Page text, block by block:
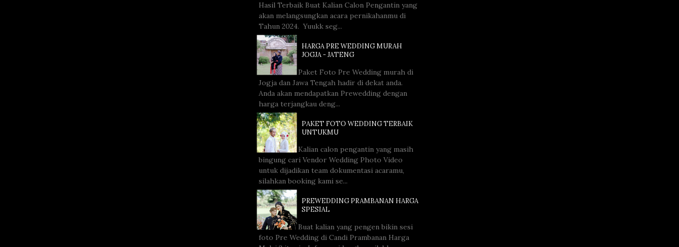
Hasil Terbaik Buat Kalian Calon Pengantin yang
akan melangsungkan acara pernikahanmu di
Tahun 2024. Yuukk seg...
HARGA PRE WEDDING MURAH
JOGJA - JATENG
Paket Foto Pre Wedding murah di
Jogja dan Jawa Tengah hadir di dekat anda.
Anda akan mendapatkan Prewedding dengan
harga terjangkau deng...
PAKET FOTO WEDDING TERBAIK
UNTUKMU
Kalian calon pengantin yang masih
bingung cari Vendor Wedding Photo Video
untuk dijadikan team dokumentasi acaramu,
silahkan booking kami se...
PREWEDDING PRAMBANAN HARGA
SPESIAL
Buat kalian yang pengen bikin sesi
foto Pre Wedding di Candi Prambanan Harga